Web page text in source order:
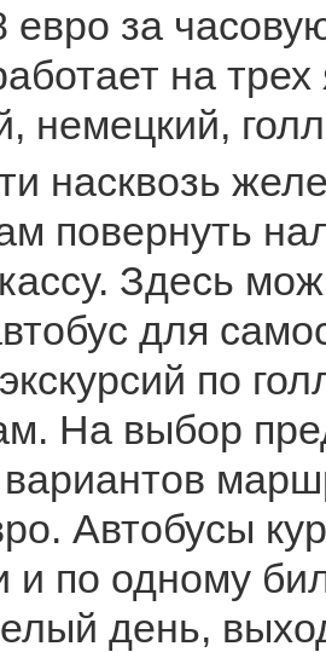
евро за
на трех
немецкий,
насквозь
повернуть
Здесь
для
по
На выбор
вариантов
Автобусы
и по одному
день,